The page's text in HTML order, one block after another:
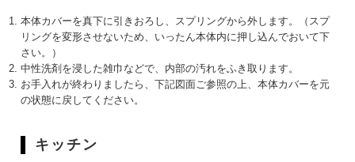
本体カバーを真下に引きおろし、スプリングから外します。（スプ
リングを変形させないため、いったん本体内に押し込んでおいて下
さい。）
中性洗剤を浸した雑巾などで、内部の汚れをふき取ります。
お手入れが終わりましたら、下記図面ご参照の上、本体カバーを元
の状態に戻してください。
キッチン